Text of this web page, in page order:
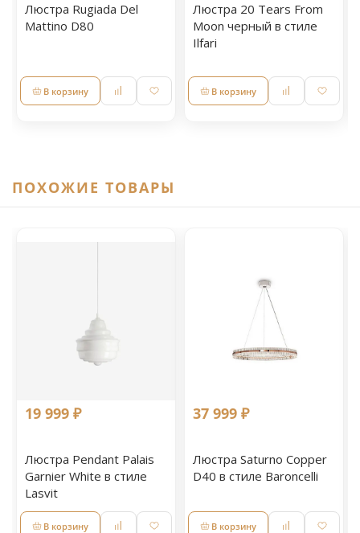
Люстра Rugiada Del
Mattino D80
В корзину
Люстра 20 Tears From
Moon черный в стиле
Ilfari
В корзину
ПОХОЖИЕ ТОВАРЫ
19 999 ₽
Люстра Pendant Palais
Garnier White в стиле
Lasvit
В корзину
37 999 ₽
Люстра Saturno Copper
D40 в стиле Baroncelli
В корзину